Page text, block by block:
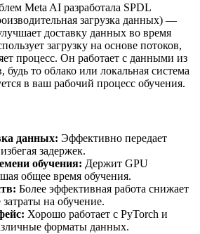
Meta AI разработала SPDL
загрузка данных) —
доставку данных во время
загрузку на основе потоков,
процесс. Он работает с данными из
то облако или локальная система
в ваш рабочий процесс обучения.
данных: Эффективно передает
задержек.
обучения: Держит GPU
общее время обучения.
Более эффективная работа снижает
на обучение.
Хорошо работает с PyTorch и
форматы данных.